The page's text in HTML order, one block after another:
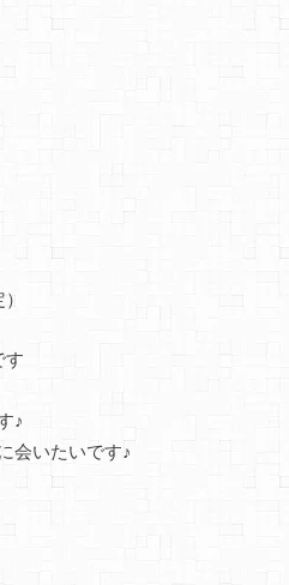
す
♪
会いたいです♪